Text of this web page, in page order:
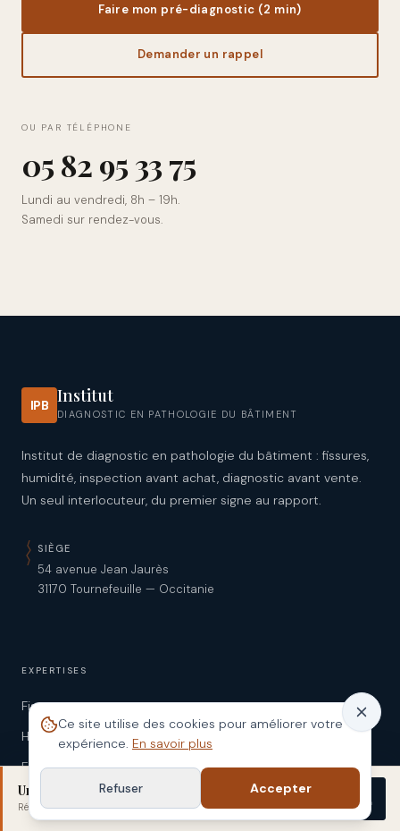
Faire mon pré-diagnostic (2 min)
Demander un rappel
OU PAR TÉLÉPHONE
0582953375
Lundi au vendredi, 8h – 19h.
Samedi sur rendez-vous.
IPB Institut
DIAGNOSTIC EN PATHOLOGIE DU BÂTIMENT
Institut de diagnostic en pathologie du bâtiment : fissures,
humidité, inspection avant achat, diagnostic avant vente.
Un seul interlocuteur, du premier signe au rapport.
SIÈGE
54 avenue Jean Jaurès
31170 Tournefeuille — Occitanie
EXPERTISES
Fissures
Humidité
Expertise avant achat
Diagnostic avant vente
Un doute sur votre bâti ?
Réponse sous 48 h· sans engagement
Démarrer
Ce site utilise des cookies pour améliorer votre
expérience. En savoir plus
Refuser Accepter